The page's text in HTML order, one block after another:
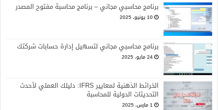
برنامج محاسبي مجاني – برنامج محاسبة مفتوح المصدر
10 يونيو، 2025
برنامج محاسبي مجاني لتسهيل إدارة حسابات شركتك
24 مايو، 2025
الخرائط الذهنية لمعايير IFRS: دليلك العملي لأحدث
التحديثات الدولية للمحاسبة
1 مارس، 2025